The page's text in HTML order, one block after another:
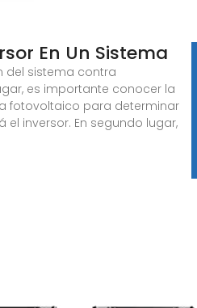
En Un Sistema
del sistema contra
es importante conocer la
fotovoltaico para determinar
inversor. En segundo lugar,